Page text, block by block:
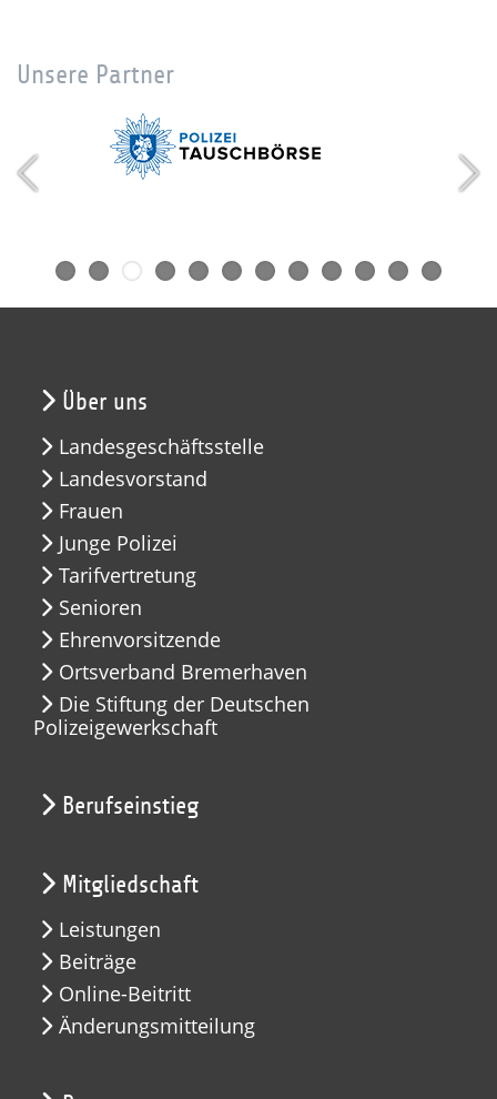
Unsere Partner
Über uns
Landesgeschäftsstelle
Landesvorstand
Frauen
Junge Polizei
Tarifvertretung
Senioren
Ehrenvorsitzende
Ortsverband Bremerhaven
Die Stiftung der Deutschen
Polizeigewerkschaft
Berufseinstieg
Mitgliedschaft
Leistungen
Beiträge
Online-Beitritt
Änderungsmitteilung